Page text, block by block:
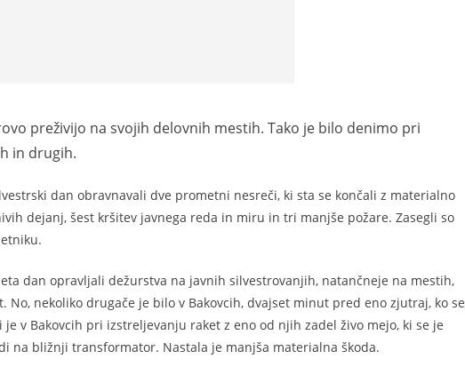
preživijo na svojih delovnih mestih. Tako je bilo denimo pri
in drugih.
dan obravnavali dve prometni nesreči, ki sta se končali z materialno
dejanj, šest kršitev javnega reda in miru in tri manjše požare. Zasegli so
dan opravljali dežurstva na javnih silvestrovanjih, natančneje na mestih,
No, nekoliko drugače je bilo v Bakovcih, dvajset minut pred eno zjutraj, ko se
je v Bakovcih pri izstreljevanju raket z eno od njih zadel živo mejo, ki se je
na bližnji transformator. Nastala je manjša materialna škoda.